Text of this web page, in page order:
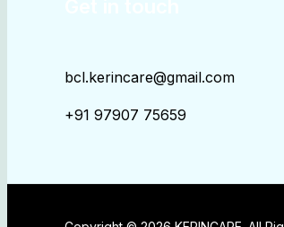
bcl.kerincare@gmail.com
+91 97907 75659